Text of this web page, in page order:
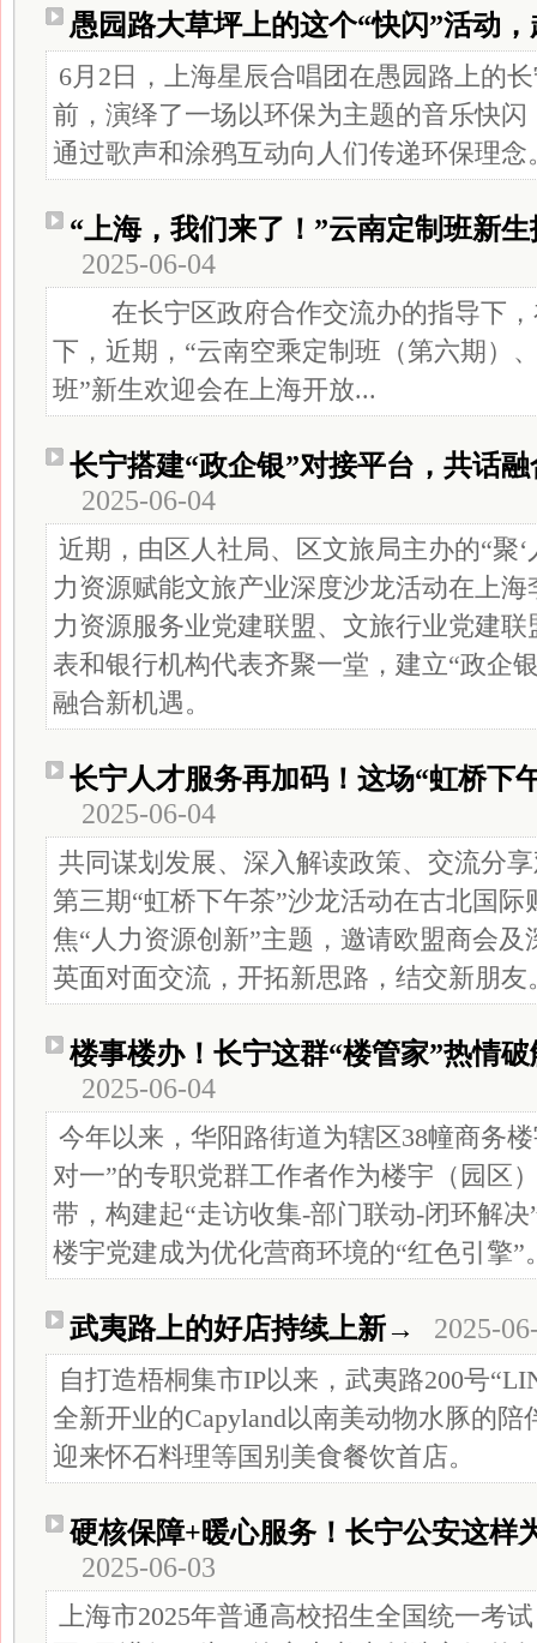
愚园路大草坪上的这个“快闪”活动
6月2日，上海星辰合唱团在愚园路上的
前，演绎了一场以环保为主题的音乐快
通过歌声和涂鸦互动向人们传递环保理念
“上海，我们来了！”云南定制班新
2025-06-04
在长宁区政府合作交流办的指导下，
下，近期，“云南空乘定制班（第六期）
班”新生欢迎会在上海开放...
长宁搭建“政企银”对接平台，共话
2025-06-04
近期，由区人社局、区文旅局主办的“聚
力资源赋能文旅产业深度沙龙活动在上
力资源服务业党建联盟、文旅行业党建
表和银行机构代表齐聚一堂，建立“政企
融合新机遇。
长宁人才服务再加码！这场“虹桥下
2025-06-04
共同谋划发展、深入解读政策、交流分
第三期“虹桥下午茶”沙龙活动在古北国
焦“人力资源创新”主题，邀请欧盟商会
英面对面交流，开拓新思路，结交新朋友
楼事楼办！长宁这群“楼管家”热情
2025-06-04
今年以来，华阳路街道为辖区38幢商务
对一”的专职党群工作者作为楼宇（园区
带，构建起“走访收集-部门联动-闭环解
楼宇党建成为优化营商环境的“红色引擎”
武夷路上的好店持续上新→ 2025-
自打造梧桐集市IP以来，武夷路200号
全新开业的Capyland以南美动物水豚的
迎来怀石料理等国别美食餐饮首店。
硬核保障+暖心服务！长宁公安这
2025-06-03
上海市2025年普通高校招生全国统一考